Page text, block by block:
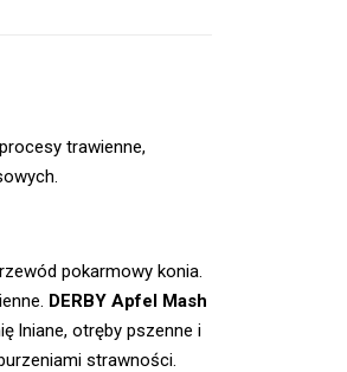
trawienne,
pokarmowy konia.
DERBY Apfel Mash
lniane, otręby pszenne i
strawności.